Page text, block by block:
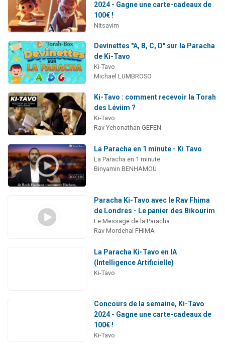
2024 - Gagne une carte-cadeaux de
100€ !
Nitsavim
Devinettes "A, B, C, D" sur la Paracha
de Ki-Tavo
Ki-Tavo
Michael LUMBROSO
Ki-Tavo : comment recevoir la Torah
des Léviim ?
Ki-Tavo
Rav Yehonathan GEFEN
La Paracha en 1 minute - Ki Tavo
La Paracha en 1 minute
Binyamin BENHAMOU
Paracha Ki-Tavo avec le Rav Fhima
de Londres - Le panier des Bikourim
Le Message de la Paracha
Rav Mordehai FHIMA
La Paracha Ki-Tavo en IA
(Intelligence Artificielle)
Ki-Tavo
Concours de la semaine, Ki-Tavo
2024 - Gagne une carte-cadeaux de
100€ !
Ki-Tavo